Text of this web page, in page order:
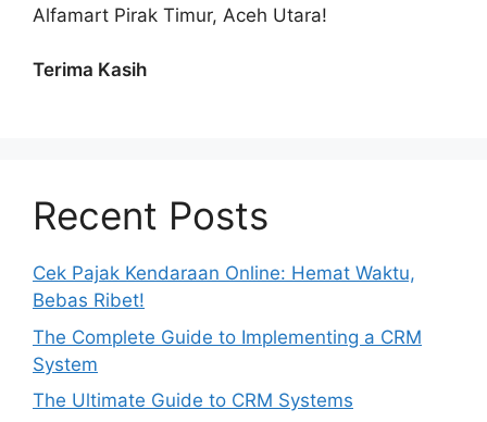
Alfamart Pirak Timur, Aceh Utara!
Terima Kasih
Recent Posts
Cek Pajak Kendaraan Online: Hemat Waktu,
Bebas Ribet!
The Complete Guide to Implementing a CRM
System
The Ultimate Guide to CRM Systems